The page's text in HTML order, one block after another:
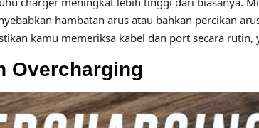
hambatan arus atau bahkan percikan
kamu memeriksa kabel dan port secara rutin,
Overcharging